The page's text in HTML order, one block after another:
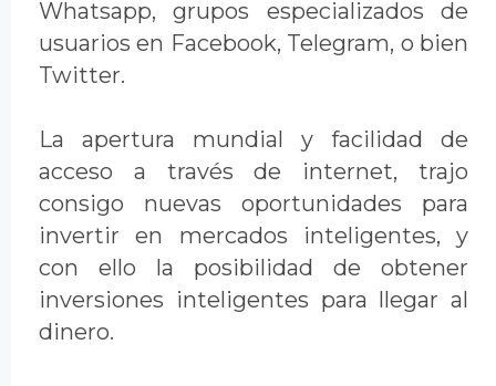
Whatsapp, grupos especializados de
usuarios en Facebook, Telegram, o bien
Twitter.
La apertura mundial y facilidad de
acceso a través de internet, trajo
consigo nuevas oportunidades para
invertir en mercados inteligentes, y
con ello la posibilidad de obtener
inversiones inteligentes para llegar al
dinero.